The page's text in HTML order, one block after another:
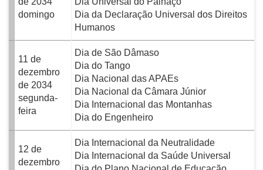
domingo
Dia da Declaração Universal dos Direitos
Humanos
11 de
dezembro
de 2034
segunda-
feira
Dia de São Dâmaso
Dia do Tango
Dia Nacional das APAEs
Dia Nacional da Câmara Júnior
Dia Internacional das Montanhas
Dia do Engenheiro
12 de
dezembro
Dia Internacional da Neutralidade
Dia Internacional da Saúde Universal